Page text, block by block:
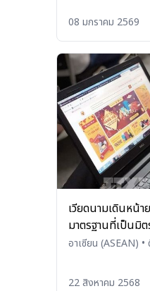
08 มกราคม 2569
เวียดนามเดินหน้
มาตรฐานที่เป็นมิ
อาเซียน (ASEAN) •
22 สิงหาคม 2568